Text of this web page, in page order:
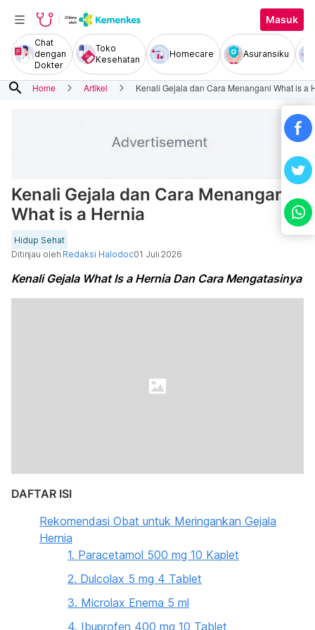
Masuk
Chat
dengan
Dokter
Toko
Kesehatan
Homecare Asuransiku
search Home Artikel Kenali Gejala dan Cara Menangani What is a
Kenali Gejala dan Cara Menangani
What is a Hernia
Hidup Sehat
Ditinjau oleh Redaksi Halodoc01 Juli 2026
Kenali Gejala What Is a Hernia Dan Cara Mengatasinya
DAFTAR ISI
Rekomendasi Obat untuk Meringankan Gejala
Hernia
1. Paracetamol 500 mg 10 Kaplet
2. Dulcolax 5 mg 4 Tablet
3. Microlax Enema 5 ml
4. Ibuprofen 400 mg 10 Tablet